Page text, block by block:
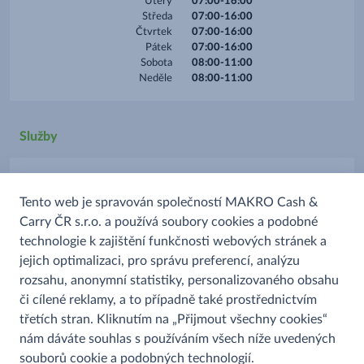
Středa
Čtvrtek
Pátek
Sobota
Neděle
07:00-16:00
07:00-16:00
07:00-16:00
08:00-11:00
08:00-11:00
Služby
Platba kartou
Prodej alkoholu
Prodej uzenin
Tento web je spravován společností MAKRO Cash &
Carry ČR s.r.o. a používá soubory cookies a podobné
technologie k zajištění funkčnosti webových stránek a
jejich optimalizaci, pro správu preferencí, analýzu
rozsahu, anonymní statistiky, personalizovaného obsahu
či cílené reklamy, a to případně také prostřednictvím
třetích stran. Kliknutím na „Přijmout všechny cookies“
nám dáváte souhlas s používáním všech níže uvedených
souborů cookie a podobných technologií.